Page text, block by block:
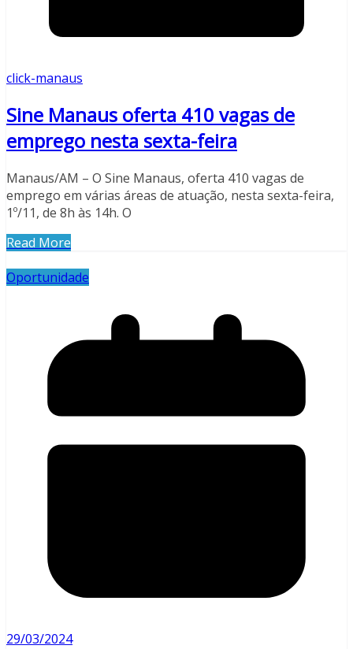
click-manaus
Sine Manaus oferta 410 vagas de
emprego nesta sexta-feira
Manaus/AM – O Sine Manaus, oferta 410 vagas de
emprego em várias áreas de atuação, nesta sexta-feira,
1º/11, de 8h às 14h. O
Read More
Oportunidade
29/03/2024